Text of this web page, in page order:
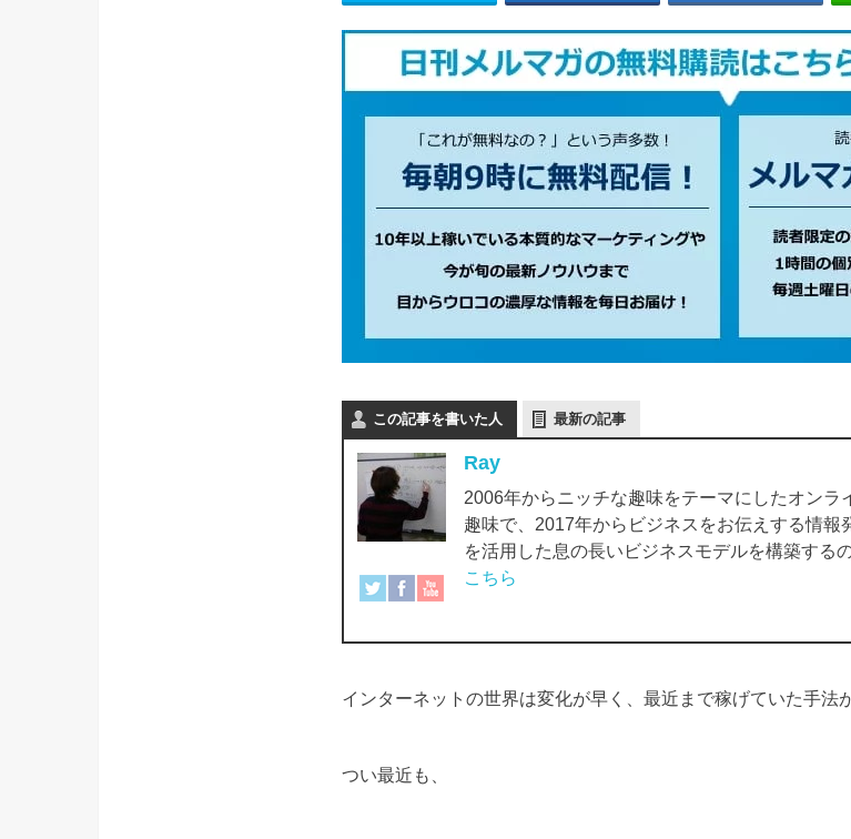
この記事を書いた人 最新の記事
Ray
2006年からニッチな趣味をテーマにしたオン
趣味で、2017年からビジネスをお伝えする情
を活用した息の長いビジネスモデルを構築する
こちら
インターネットの世界は変化が早く、最近まで稼げていた手法
つい最近も、